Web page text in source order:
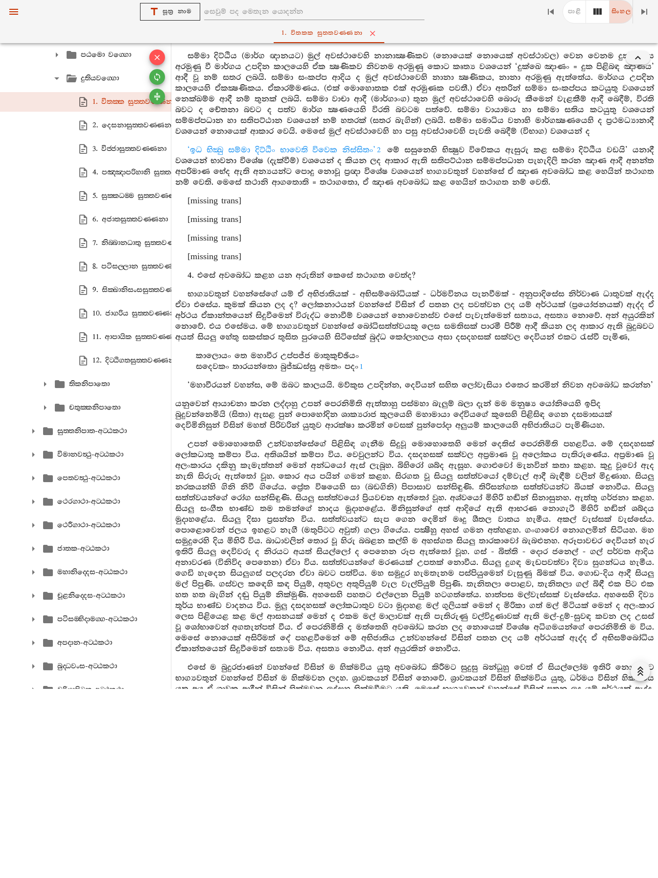
සූත්‍ර නාම පාළි සිංහල
1. විතක‍්ක සුත‍්තවණ‍්ණනා
පඨමො වග‍්ගො
දුතියවග‍්ගො
1. විතක‍්ක සුත‍්තවණ‍්ණනා
2. දෙසනාසුත‍්තවණ‍්ණනා
3. විජ‍්ජාසුත‍්තවණ‍්ණනා
4. පඤ‍්ඤාපරිහානි සුත‍්තවණ‍්ණනා
5. සුක‍්කධම‍්ම සුත‍්තවණ‍්ණනා
6. අජාතසුත‍්තවණ‍්ණනා
7. නිබ‍්බානධාතු සුත‍්තවණ‍්ණනා
8. පටිසල‍්ලාන සුත‍්තවණ‍්ණනා
9. සික‍්ඛානිසංසසුත‍්තවණ‍්ණනා
10. ජාගරිය සුත‍්තවණ‍්ණනා
11. ආපායික සුත‍්තවණ‍්ණනා
12. දිට‍්ඨිගතසුත‍්තවණ‍්ණනා
තිකනිපාතො
චතුක‍්කනිපාතො
සුත‍්තනිපාත-අට‍්ඨකථා
විමානවත්‍ථු-අට‍්ඨකථා
පෙතවත්‍ථු-අට‍්ඨකථා
ථෙරගාථා-අට‍්ඨකථා
ථෙරීගාථා-අට‍්ඨකථා
ජාතක-අට‍්ඨකථා
මහානිද‍්දෙස-අට‍්ඨකථා
චූළනිද‍්දෙස-අට‍්ඨකථා
පටිසම‍්භිදාමග‍්ග-අට‍්ඨකථා
අපදාන-අට‍්ඨකථා
බුද‍්ධවංස-අට‍්ඨකථා
චරියාපිටක-අට‍්ඨකථා
සම්මා දිට්ඨිය (මාර්ග ඥානයට) මුල් අවස්ථාවෙහි නානාක්‍ෂණිකව (නොයෙක් නොයෙක් අවස්ථාවල) වෙන වෙනම දුක් ආදිය
අරමුණු වී මාර්ගය උපදින කාලයෙහි ඒක ක්‍ෂණිකව නිවනම අරමුණු කොට කෘත්‍ය වශයෙන් ‘දුක්ඛෙ ඤාණං = දුක පිළිබඳ ඤාණය’
ආදී වූ නම් සතර ලබයි. සම්මා සංකප්ප ආදිය ද මුල් අවස්ථාවෙහි නානා ක්‍ෂණිකය, නානා අරමුණු ඇත්තේය. මාර්ගය උපදින
කාලයෙහි ඒකක්‍ෂණිකය. ඒකාරම්මණය. (එක් මොහොතක එක් අරමුණක පවතී.) ඒවා අතරින් සම්මා සංකප්පය කටයුතු වශයෙන්
නෙක්ඛම්ම ආදී නම් තුනක් ලබයි. සම්මා වාචා ආදී (මාර්ගාංග) තුන මුල් අවස්ථාවෙහි බොරු කීමෙන් වැළකීම් ආදී බෙදීම්, විරති
බවට ද චේතනා බවට ද පත්ව මාර්ග ක්‍ෂණයෙහි විරති බවටම පත්වේ. සම්මා වායාමය හා සම්මා සතිය කටයුතු වශයෙන්
සම්මප්පධාන හා සතිපට්ඨාන වශයෙන් නම් හතරක් (සතර බැගින්) ලබයි. සම්මා සමාධිය වනාහි මාර්ගක්‍ෂණයෙහි ද ප්‍රථමධ්‍යානාදී
වශයෙන් නොයෙක් ආකාර වෙයි. මෙසේ මුල් අවස්ථාවෙහි හා පසු අවස්ථාවෙහි පැවති බෙදීම් (විභාග) වශයෙන් ද
‘ඉධ භික්‍ඛු සම්මා දිට්ඨිං භාවෙති විවෙක නිස්සිතං’ 2
මේ සසුනෙහි භික්‍ෂුව විවේකය ඇසුරු කළ සම්මා දිට්ඨිය වඩයි’ යනාදී
වශයෙන් භාවනා විශේෂ (දැක්වීම්) වශයෙන් ද කියන ලද ආකාර ඇති සතිපට්ඨාන සම්මප්පධාන පැහැදිලි කරන ඤාණ ආදී අනන්ත
අපරිමාණ භේද ඇති අන්‍යයන්ට පොදු නොවූ ප්‍රඥා විශේෂ වශයෙන් භාග්‍යවතුන් වහන්සේ ඒ ඤාණ අවබෝධ කළ හෙයින් තථාගත
නම් වෙති. මෙසේ තථානි ආගතොති = තථාගතො, ඒ ඤාණ අවබෝධ කළ හෙයින් තථාගත නම් වෙති.
[missing trans]
[missing trans]
[missing trans]
[missing trans]
4. එසේ අවබෝධ කළහ යන අරුතින් කෙසේ තථාගත වෙත්ද?
භාග්‍යවතුන් වහන්සේගේ යම් ඒ අභිජාතියක් - අභිසම්බෝධියක් - ධර්මවිනය පැනවීමක් - අනුපාදිසේස නිර්වාණ ධාතුවක් ඇද්ද
ඒවා එසේය. කුමක් කියන ලද ද? ලෝකනාථයන් වහන්සේ විසින් ඒ පතන ලද පවත්වන ලද යම් අර්ථයක් (ප්‍රයෝජනයක්) ඇද්ද ඒ
අර්ථය ඒකාන්තයෙන් සිදුවීමෙන් විරුද්ධ නොවීම් වශයෙන් නොවෙනස්ව එසේ පැවැත්මෙන් සත්‍යය, අසත්‍ය නොවේ. අන් අයුරකින්
නොවේ. එය එසේමය. මේ භාග්‍යවතුන් වහන්සේ බෝධිසත්ත්වයකු ලෙස සමතිසක් පාරමී පිරීම් ආදී කියන ලද ආකාර ඇති බුදුබවට
අයත් සියලු හේතු සකස්කර තුසිත පුරයෙහි සිටිසේක් බුද්ධ කෝලාහලය අසා දසදහසක් සක්වල දෙවියන් එකට රැස්වී පැමිණ,
කාලොයං තෙ මහාවීර උප්පජ්ජ මාතුකුච්ඡියං
සදෙවකං තාරයන්තො බුජ්ඣස්සු අමතං පදං 1
‘මහාවීරයන් වහන්ස, මේ ඔබට කාලයයි. මව්කුස උපදින්න, දෙවියන් සහිත ලෝවැසියා එතෙර කරමින් නිවන අවබෝධ කරන්න’
යනුවෙන් ආයාචනා කරන ලද්දාහු උපන් පෙරනිමිති ඇත්තාහු පස්මහා බැලුම් බලා දැන් මම මනුෂ්‍ය යෝනියෙහි ඉපිද
බුදුවන්නෙමියි (සිතා) ඇසළ පුන් පොහෝදින ශාක්‍යරාජ කුලයෙහි මහාමායා දේවියගේ කුසෙහි පිළිසිඳ ගෙන දසමාසයක්
දෙවිමිනිසුන් විසින් මහත් පිරිවරින් යුතුව ආරක්ෂා කරමින් වෙසක් පුන්පෝදා අලුයම් කාලයෙහි අභිජාතියට පැමිණියහ.
උපන් මොහොතෙහි උන්වහන්සේගේ පිළිසිඳ ගැනීම සිදුවූ මොහොතෙහි මෙන් දෙතිස් පෙරනිමිති පහළවිය. මේ දසදහසක්
ලෝකධාතු කම්පා විය. අතිශයින් කම්පා විය. වෙවුලන්ට විය. දසදහසක් සක්වල අප්‍රමාණ වූ අලෝකය පැතිරුණේය. අප්‍රමාණ වූ
අලංකාරය දකිනු කැමැත්තන් මෙන් අන්ධයෝ ඇස් ලැබූහ. බිහිරෝ ශබ්ද ඇසූහ. ගොළුවෝ මැනවින් කතා කළහ. කුදු වූවෝ ඇද
නැති සිරුරු ඇත්තෝ වූහ. කොර අය පයින් ගමන් කළහ. සිරගත වූ සියලු සත්ත්වයෝ දම්වැල් ආදී බැඳීම් වලින් මිදුණාහ. සියලු
නරකයන්හි ගිනි නිවී ගියේය. ප්‍රේත විෂයෙහි සා (බඩගිනි) පිපාසාව සන්සිඳුණි. තිරිසන්ගත සත්ත්වයන්ට බියක් නොවීය. සියලු
සත්ත්වයන්ගේ රෝග සන්සිඳුණි. සියලු සත්ත්වයෝ ප්‍රියවචන ඇත්තෝ වූහ. අශ්වයෝ මිහිරි හඬින් සිනාසුනහ. ඇත්තු ගර්ජනා කළහ.
සියලු සංගීත භාණ්ඩ තම තමන්ගේ නාදය මුදාහළේය. මිනිසුන්ගේ අත් ආදියේ ඇති ආභරණ නොගැටී මිහිරි හඬින් ශබ්දය
මුදාහළේය. සියලු දිසා ප්‍රසන්න විය. සත්ත්වයන්ට සැප ගෙන දෙමින් මෘදු ශීතල වාතය හැමීය. අකල් වැස්සක් වැස්සේය.
පොළොවෙන් ජලය ඉහළට නැගී (මතුපිටට අවුත්) ගලා ගියේය. පක්‍ෂීහු අහස් ගමන අත්හළහ. ගංගාවෝ නොගලමින් සිටියහ. මහ
සමුදුරෙහි දිය මිහිරි විය. බාධාවලින් තොර වූ හිරු බබළන කල්හි ම අහස්ගත සියලු තාරකාවෝ බැබළුනහ. අරූපාවචර දෙවියන් හැර
ඉතිරි සියලු දෙවිවරු ද නිරයට අයත් සියල්ලෝ ද පෙනෙන රූප ඇත්තෝ වූහ. ගස් - බිත්ති - දොර ජනෙල් - ගල් පර්වත ආදිය
අනාවරණ (විනිවිද පෙනෙන) ඒවා විය. සත්ත්වයන්ගේ මරණයක් උපතක් නොවීය. සියලු දුගඳ මැඩපවත්වා දිව්‍ය සුගන්ධය හැමීය.
ගෙඩි හැදෙන සියලුගස් පලදරන ඒවා බවට පත්විය. මහ සමුදුර හැමතැනම පස්පියුමෙන් වැසුණු බිමක් විය. ගොඩ-දිය ආදී සියලු
මල් පිපුණි. ගස්වල කඳෙහි කඳ පියුම්, අතුවල අතුපියුම් වැල වැල්පියුම් පිපුණි. තැනිතලා පොළව, තැනිතලා ගල් බිඳී එක පිට එක
හත හත බැගින් දඬු පියුම් නික්මුණි. අහසෙහි පහතට එල්ලෙන පියුම් හටගත්තේය. හාත්පස මල්වැස්සක් වැස්සේය. අහසෙහි දිව්‍ය
තූර්ය භාණ්ඩ වාදනය විය. මුලු දසදහසක් ලෝකධාතුව වටා මුදාහළ මල් ගුලියක් මෙන් ද මිරිකා ගත් මල් මිටියක් මෙන් ද අලංකාර
ලෙස පිළියෙළ කළ මල් ආසනයක් මෙන් ද එකම මල් මාලාවක් ඇති පැතිරුණු වල්විදුණාවක් ඇති මල්-දුම්-සුවඳ කවන ලද උසස්
වූ ශෝභාවෙන් අගතැන්පත් වීය. ඒ පෙරනිමිති ද මත්තෙහි අවබෝධ කරන ලද නොයෙක් විශේෂ අධිගමයන්ගේ පෙරනිමිති ම විය.
මෙසේ නොයෙක් අසිරිමත් දේ පහළවීමෙන් මේ අභිජාතිය උන්වහන්සේ විසින් පතන ලද යම් අර්ථයක් ඇද්ද ඒ අභිසම්බෝධිය
ඒකාන්තයෙන් සිදුවීමෙන් සත්‍යම විය. අසත්‍ය නොවීය. අන් අයුරකින් නොවීය.
එසේ ම බුදුරජාණන් වහන්සේ විසින් ම හික්මවිය යුතු අවබෝධ කිරීමට සුදුසු බන්ධූහු වෙත් ඒ සියල්ලෝම ඉතිරි නොකොට
භාග්‍යවතුන් වහන්සේ විසින් ම හික්මවන ලදහ. ශ්‍රාවකයන් විසින් නොවේ. ශ්‍රාවකයන් විසින් හික්මවිය යුතු, ධර්මය විසින් හික්මවිය
යුතු අය ඒ ශ්‍රාවක ආදීන් විසින් හික්මවන ලද්දාහු හික්මවීමට යති. මෙසේ භාග්‍යවතුන් වහන්සේ විසින් පතන ලද යම් අර්ථයක් ඇද්ද,